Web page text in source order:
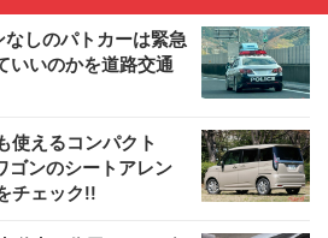
しのパトカーは緊急
いいのかを道路交通
使えるコンパクト
ンのシートアレン
チェック!!